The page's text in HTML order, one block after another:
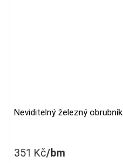
Neviditelný železný obrubník
351 Kč/bm